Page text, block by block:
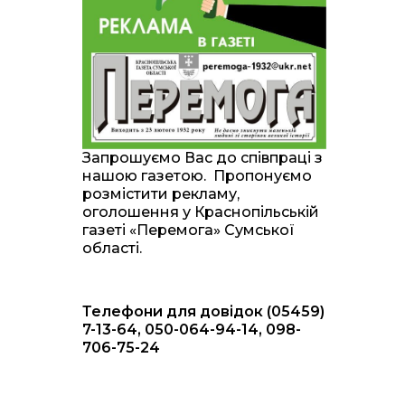
20:00
28 лип
Житлові сертифікати,
підготовка до зими та
підтримка ВПО: підсумки
засідання виконкому
Краснопільської
селищної ради
10:36
28 лип
Валентина Масалітіна:
«Нас тримає віра в
Перемогу і повернення
додому»
10:31
28 лип
Знову біль… Знову
втрата… На щиті
16:57
24 лип
Обмежено придатний,
але безмежно
вмотивований: Як
колишній лісівник став
Запрошуємо Вас до співпраці з
нашою газетою. Пропонуємо
розмістити рекламу,
оголошення у Краснопільській
газеті «Перемога» Сумської
області.
Телефони для довідок (05459)
7-13-64, 050-064-94-14, 098-
706-75-24